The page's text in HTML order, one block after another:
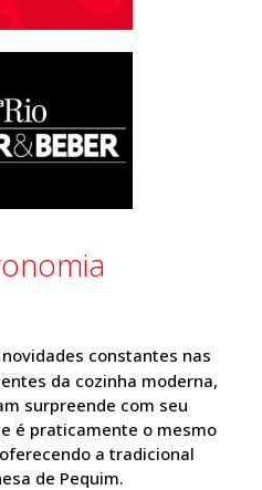
constantes nas
da cozinha moderna,
surpreende com seu
a tradicional
de Pequim.